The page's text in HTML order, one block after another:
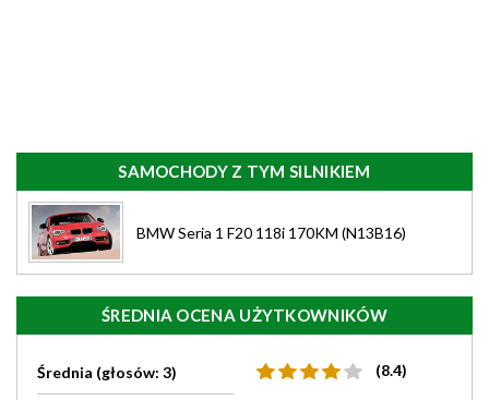
SAMOCHODY Z TYM SILNIKIEM
BMW Seria 1 F20 118i 170KM (N13B16)
ŚREDNIA OCENA UŻYTKOWNIKÓW
Średnia (głosów: 3) (8.4)